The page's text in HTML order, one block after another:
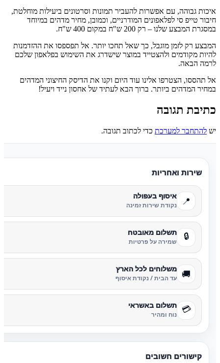
איכות גבוהה, עם אפשרות להעביר תמונות וסרטונים ביעילות מוחלטת,
חיבור טייפ סי לפלאפונים המודרניים, וכמובן, מחיר מדהים במיוחד
במסגרת המבצע שלנו – רק 200 ש"ח במקום 400 ש"ח.
המבצע רק לזמן מוגבל, כך שאל תחכו יותר. אל תפספסו את ההזדמנות
להיות מקודמים ולהצטייד במוצר שישדרג את השימוש בפלאפון שלכם
לרמה הבאה.
אל תהססו, הצטרפו אלינו עוד היום וקנו את הדיסק החיצוני המדהים
במחיר המדהים ביותר. ברוך הבא לעתיד של אחסון נייד ויעיל!
כתיבת תגובה
יש להתחבר למערכת כדי לכתוב תגובה.
שירות ואחריות
📍 איסוף בעפולה
נקודת שירות זמינה
🔒 תשלום מאובטח
שמירה על פרטיות
🚚 משלוחים לכל הארץ
עד הבית / נקודת איסוף
💳 תשלום באשראי
נוח ומהיר
קישורים חשובים